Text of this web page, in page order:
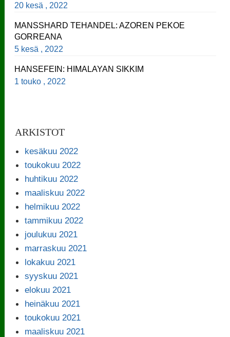
20 kesä , 2022
MANSSHARD TEHANDEL: AZOREN PEKOE
GORREANA
5 kesä , 2022
HANSEFEIN: HIMALAYAN SIKKIM
1 touko , 2022
ARKISTOT
kesäkuu 2022
toukokuu 2022
huhtikuu 2022
maaliskuu 2022
helmikuu 2022
tammikuu 2022
joulukuu 2021
marraskuu 2021
lokakuu 2021
syyskuu 2021
elokuu 2021
heinäkuu 2021
toukokuu 2021
maaliskuu 2021